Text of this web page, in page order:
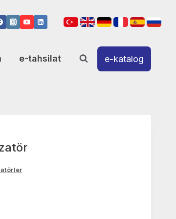
e-tahsilat e-katalog